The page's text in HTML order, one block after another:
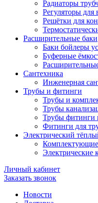
Радиаторы
Регуляторы для
Решётки для
Расширительные баки
Баки бойлеры
Буферные
Сантехника
Инженерная
Трубы и фитинги
Трубы и
Трубы
Трубы фитинги
Фитинги для
Электрический
Комплектующие
Электрические
Личный кабинет
Заказать звонок
Новости